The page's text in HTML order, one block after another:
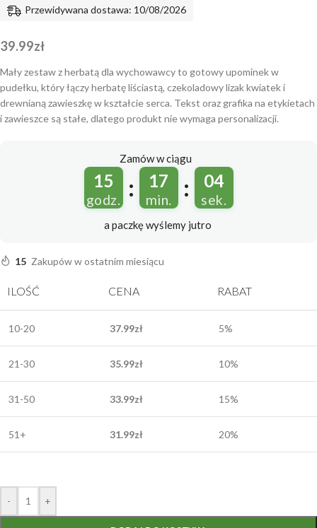
Przewidywana dostawa: 10/08/2026
39.99zł
Mały zestaw z herbatą dla wychowawcy to gotowy upominek w
pudełku, który łączy herbatę liściastą, czekoladowy lizak kwiatek i
drewnianą zawieszkę w kształcie serca. Tekst oraz grafika na etykietach
i zawieszce są stałe, dlatego produkt nie wymaga personalizacji.
Zamów w ciągu
15
godz. : 17
min. : 03
sek.
a paczkę wyślemy jutro
15 Zakupów w ostatnim miesiącu
ILOŚĆ CENA RABAT
10-20 37.99zł 5%
21-30 35.99zł 10%
31-50 33.99zł 15%
51+ 31.99zł 20%
- +